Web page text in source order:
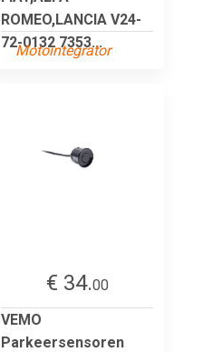
ROMEO,LANCIA V24-
72-0132 7353...
Motointegrator
€ 34.00
VEMO
Parkeersensoren